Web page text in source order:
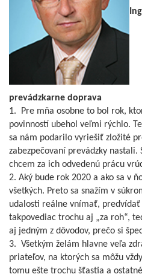
prevádzkarne doprava
1. Pre mňa osobne to bol rok,
povinností ubehol veľmi rýchlo.
sa nám podarilo vyriešiť zložité
zabezpečovaní prevádzky nastali.
chcem za ich odvedenú prácu
2. Aký bude rok 2020 a ako sa v
všetkých. Preto sa snažím v
udalosti reálne vnímať,
takpovediac trochu aj „za roh“,
aj jedným z dôvodov, prečo si
3. Všetkým želám hlavne veľa
priateľov, na ktorých sa môžu
tomu ešte trochu šťastia a